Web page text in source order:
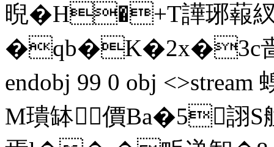
晲�H�+T譁琊蕔紁
�qb�K�2x�3c啬9y
endobj 99 0 obj
M璝缽價Ba�5詡S